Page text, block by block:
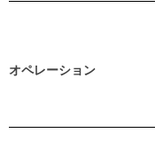
オペレーション